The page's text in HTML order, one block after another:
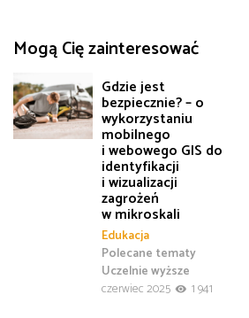
Mogą Cię zainteresować
Gdzie jest
bezpiecznie? – o
wykorzystaniu
mobilnego
i webowego GIS do
identyfikacji
i wizualizacji
zagrożeń
w mikroskali
Edukacja
Polecane tematy
Uczelnie wyższe
czerwiec 2025
1 941